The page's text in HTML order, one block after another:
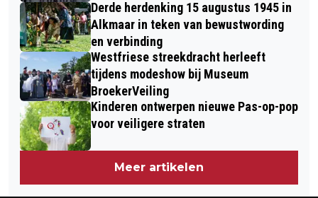
Derde herdenking 15 augustus 1945 in
Alkmaar in teken van bewustwording
en verbinding
Westfriese streekdracht herleeft
tijdens modeshow bij Museum
BroekerVeiling
Kinderen ontwerpen nieuwe Pas-op-pop
voor veiligere straten
Meer artikelen